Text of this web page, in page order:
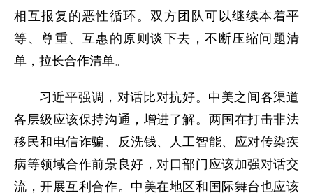
相互报复的恶性循环。双方团队可以继续本着平
等、尊重、互惠的原则谈下去，不断压缩问题清
单，拉长合作清单。
习近平强调，对话比对抗好。中美之间各渠道
各层级应该保持沟通，增进了解。两国在打击非法
移民和电信诈骗、反洗钱、人工智能、应对传染疾
病等领域合作前景良好，对口部门应该加强对话交
流，开展互利合作。中美在地区和国际舞台也应该